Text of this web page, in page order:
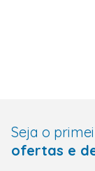
Seja o
ofertas e